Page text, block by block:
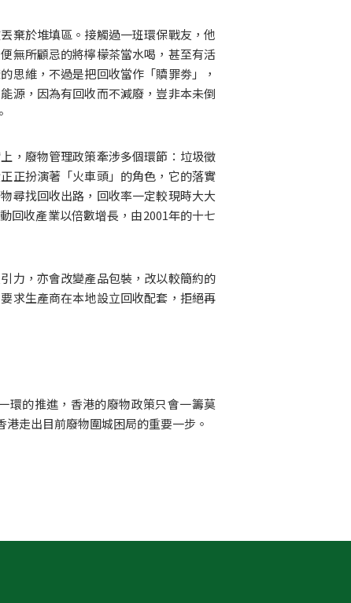
棄於堆填區。接觸過一班環保戰友，他
無所顧忌的將檸檬茶當水喝，甚至有活
維，不過是把回收當作「贖罪劵」，
源，因為有回收而不減廢，豈非本未倒
，廢物管理政策牽涉多個環節：垃圾徵
正扮演著「火車頭」的角色，它的落實
尋找回收出路，回收率一定較現時大大
回收產業以倍數增長，由2001年的十七
力，亦會改變產品包裝，改以較簡約的
求生產商在本地設立回收配套，拒絕再
環的推進，香港的廢物政策只會一籌莫
走出目前廢物圍城困局的重要一步。